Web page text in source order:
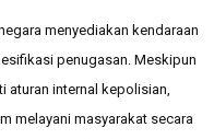
menyediakan kendaraan
penugasan. Meskipun
aturan internal kepolisian,
melayani masyarakat secara